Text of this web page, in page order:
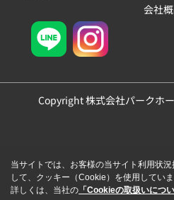
会社
Copyright 株式会社パークホ
当サイトでは、お客様の当サイト利用状
して、クッキー（Cookie）を使用していま
詳しくは、当社の 「Cookieの取扱いについ